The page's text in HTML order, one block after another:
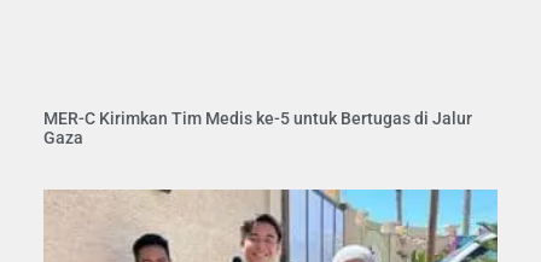
MER-C Kirimkan Tim Medis ke-5 untuk Bertugas di Jalur
Gaza